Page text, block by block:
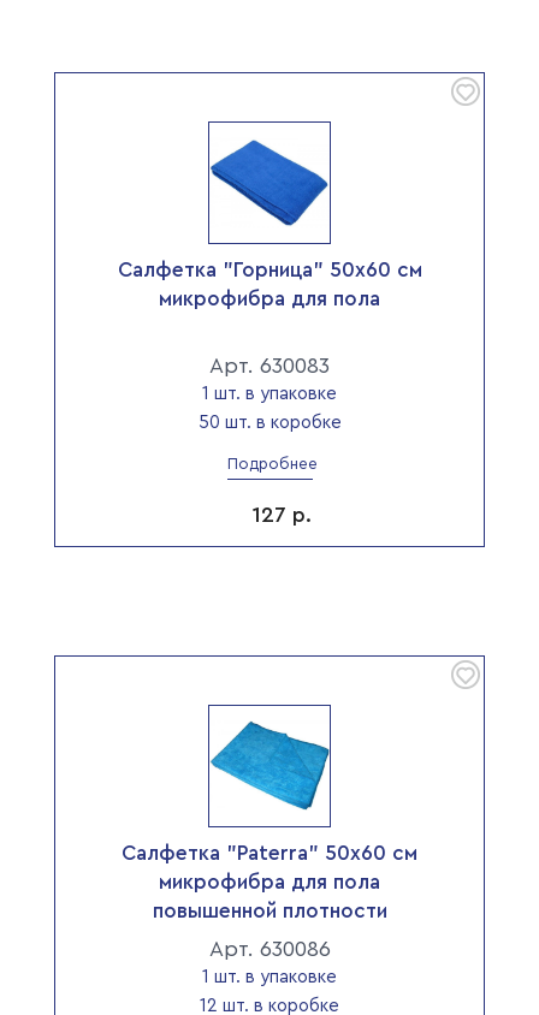
Салфетка "Горница" 50х60 см
микрофибра для пола
Арт. 630083
1 шт. в упаковке
50 шт. в коробке
Подробнее
127 р.
Салфетка "Paterra" 50х60 см
микрофибра для пола
повышенной плотности
Арт. 630086
1 шт. в упаковке
12 шт. в коробке